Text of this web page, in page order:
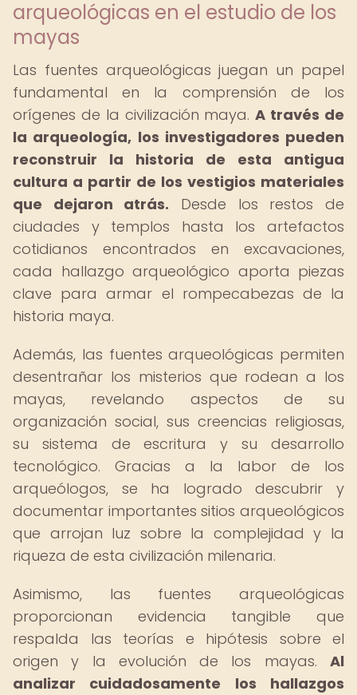
arqueológicas en el estudio de los
mayas
Las fuentes arqueológicas juegan un papel
fundamental en la comprensión de los
orígenes de la civilización maya.A través de
la arqueología, los investigadores pueden
reconstruir la historia de esta antigua
cultura a partir de los vestigios materiales
que dejaron atrás. Desde los restos de
ciudades y templos hasta los artefactos
cotidianos encontrados en excavaciones,
cada hallazgo arqueológico aporta piezas
clave para armar el rompecabezas de la
historia maya.
Además, las fuentes arqueológicas permiten
desentrañar los misterios que rodean a los
mayas, revelando aspectos de su
organización social, sus creencias religiosas,
su sistema de escritura y su desarrollo
tecnológico. Gracias a la labor de los
arqueólogos, se ha logrado descubrir y
documentar importantes sitios arqueológicos
que arrojan luz sobre la complejidad y la
riqueza de esta civilización milenaria.
Asimismo, las fuentes arqueológicas
proporcionan evidencia tangible que
respalda las teorías e hipótesis sobre el
origen y la evolución de los mayas. Al
analizar cuidadosamente los hallazgos